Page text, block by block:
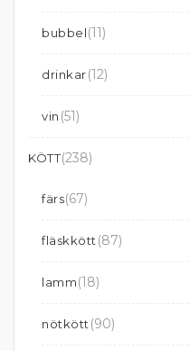
bubbel(11)
drinkar(12)
vin (51)
KÖTT(238)
färs(67)
fläskkött (87)
lamm(18)
nötkött (90)